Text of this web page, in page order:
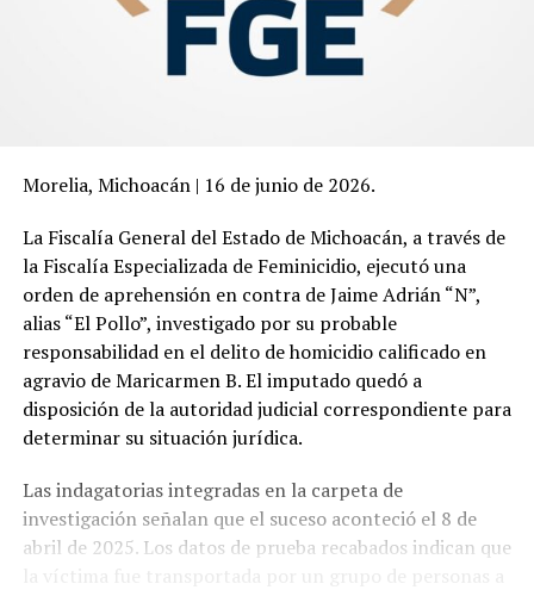
Morelia, Michoacán | 16 de junio de 2026.
La Fiscalía General del Estado de Michoacán, a través de
la Fiscalía Especializada de Feminicidio, ejecutó una
orden de aprehensión en contra de Jaime Adrián “N”,
alias “El Pollo”, investigado por su probable
responsabilidad en el delito de homicidio calificado en
agravio de Maricarmen B. El imputado quedó a
disposición de la autoridad judicial correspondiente para
determinar su situación jurídica.
Las indagatorias integradas en la carpeta de
investigación señalan que el suceso aconteció el 8 de
abril de 2025. Los datos de prueba recabados indican que